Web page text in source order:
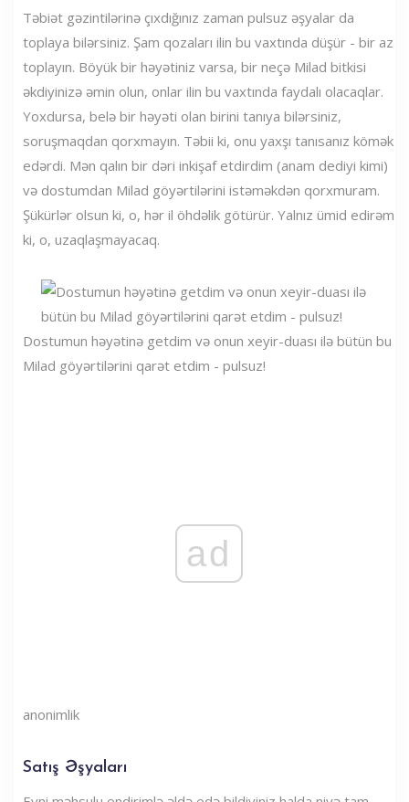
Təbiət gəzintilərinə çıxdığınız zaman pulsuz əşyalar da
toplaya bilərsiniz. Şam qozaları ilin bu vaxtında düşür - bir az
toplayın. Böyük bir həyətiniz varsa, bir neçə Milad bitkisi
əkdiyinizə əmin olun, onlar ilin bu vaxtında faydalı olacaqlar.
Yoxdursa, belə bir həyəti olan birini tanıya bilərsiniz,
soruşmaqdan qorxmayın. Təbii ki, onu yaxşı tanısanız kömək
edərdi. Mən qalın bir dəri inkişaf etdirdim (anam dediyi kimi)
və dostumdan Milad göyərtilərini istəməkdən qorxmuram.
Şükürlər olsun ki, o, hər il öhdəlik götürür. Yalnız ümid edirəm
ki, o, uzaqlaşmayacaq.
Dostumun həyətinə getdim və onun xeyir-duası ilə bütün bu
Milad göyərtilərini qarət etdim - pulsuz!
ad
anonimlik
Satış Əşyaları